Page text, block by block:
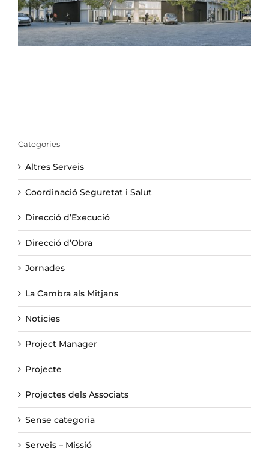
Categories
Altres Serveis
Coordinació Seguretat i Salut
Direcció d’Execució
Direcció d’Obra
Jornades
La Cambra als Mitjans
Noticies
Project Manager
Projecte
Projectes dels Associats
Sense categoria
Serveis – Missió